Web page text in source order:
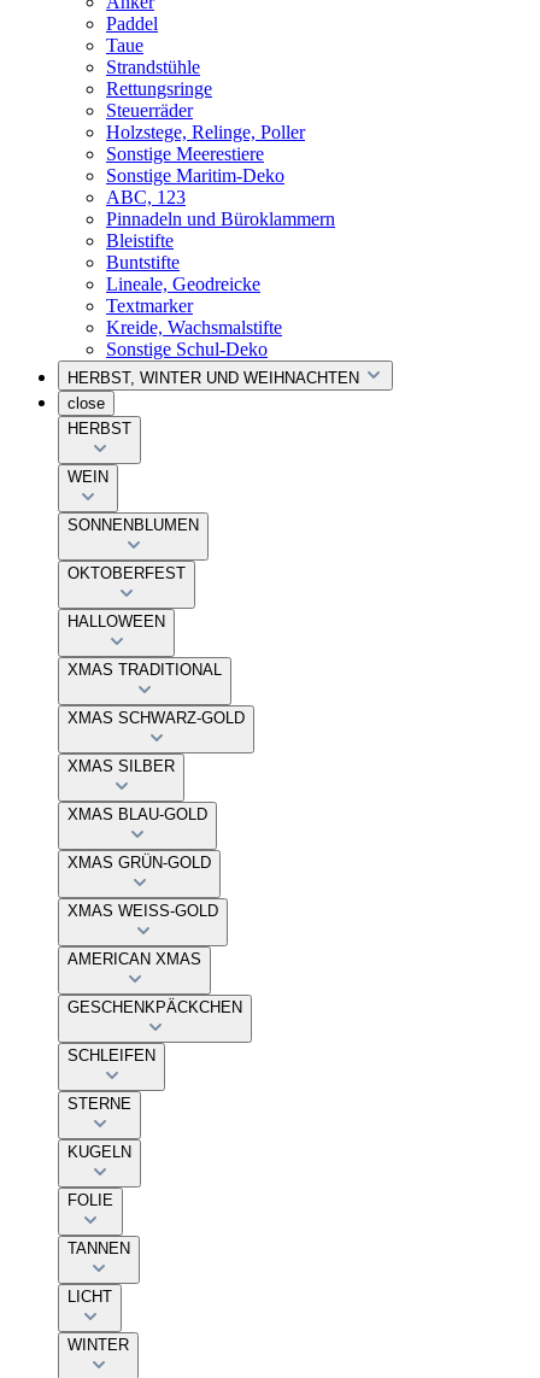
Paddel
Taue
Strandstühle
Rettungsringe
Steuerräder
Holzstege, Relinge, Poller
Sonstige Meerestiere
Sonstige Maritim-Deko
ABC, 123
Pinnadeln und Büroklammern
Bleistifte
Buntstifte
Lineale, Geodreicke
Textmarker
Kreide, Wachsmalstifte
Sonstige Schul-Deko
HERBST, WINTER UND WEIHNACHTEN
close
HERBST
WEIN
SONNENBLUMEN
OKTOBERFEST
HALLOWEEN
XMAS TRADITIONAL
XMAS SCHWARZ-GOLD
XMAS SILBER
XMAS BLAU-GOLD
XMAS GRÜN-GOLD
XMAS WEISS-GOLD
AMERICAN XMAS
GESCHENKPÄCKCHEN
SCHLEIFEN
STERNE
KUGELN
FOLIE
TANNEN
LICHT
WINTER